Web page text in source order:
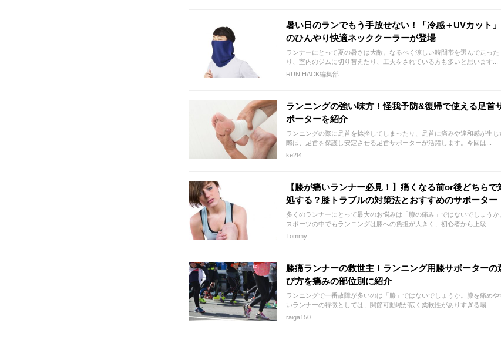
暑い日のランでもう手放せない！「冷感＋UVカット」
のひんやり快適ネッククーラーが登場
ランナーにとって夏の暑さは大敵。なるべく涼しい時間帯を選んで走った
り、室内のジムに切り替えたり、工夫をされている方も多いと思います...
RUN HACK編集部
ランニングの強い味方！怪我予防&復帰で使える足首
ポーターを紹介
ランニングの際に足首を捻挫してしまったり、足首に痛みや違和感が生じ
際は、足首を保護し安定させる足首サポーターが活躍します。今回は...
ke2t4
【膝が痛いランナー必見！】痛くなる前or後どちらで
処する？膝トラブルの対策法とおすすめのサポーター
多くのランナーにとって最大のお悩みは「膝の痛み」ではないでしょうか
スポーツの中でもランニングは膝への負担が大きく、初心者から上級...
Tommy
膝痛ランナーの救世主！ランニング用膝サポーターの
び方を痛みの部位別に紹介
ランニングで一番故障が多いのは「膝」ではないでしょうか。膝を痛めや
いランナーの特徴としては、関節可動域が広く柔軟性がありすぎる場...
raiga150